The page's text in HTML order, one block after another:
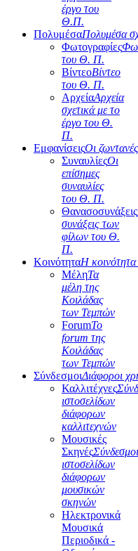
έργο του
Θ.Π.
ΠολυμέσαΠολυμέσα
Φωτογραφίες
του Θ. Π.
ΒίντεοΒίντεο
του Θ. Π.
ΑρχείαΑρχεία
σχετικά με το
έργο του Θ.
Π.
ΕμφανίσειςΟι
ΣυναυλίεςΟι
επίσημες
συναυλίες
του Θ. Π.
Θανασοσυνάξεις
συνάξεις των
φίλων του Θ.
Π.
ΚοινότηταΗ
ΜέληΤα
μέλη της
Κοιλάδας
των Τεμπών
ForumΤο
forum της
Κοιλάδας
των Τεμπών
ΣύνδεσμοιΔιάφοροι
Καλλιτέχνες
ιστοσελίδων
διάφορων
καλλιτεχνών
Μουσικές
ΣκηνέςΣύνδεσμοι
ιστοσελίδων
διάφορων
μουσικών
σκηνών
Ηλεκτρονικά
Μουσικά
Περιοδικά -